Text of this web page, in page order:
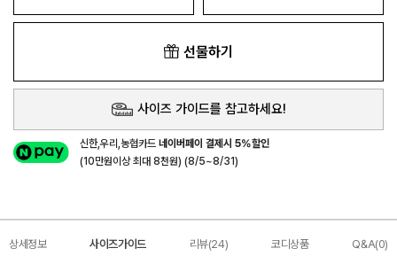
선물하기
사이즈 가이드를 참고하세요!
신한,우리,농협카드네이버페이 결제시 5%할인
(10만원이상 최대 8천원) (8/5~8/31)
상세정보 사이즈가이드 리뷰(24) 코디상품 Q&A(0)